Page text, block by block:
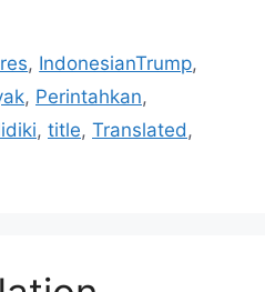
, IndonesianTrump,
, Perintahkan,
, title, Translated,